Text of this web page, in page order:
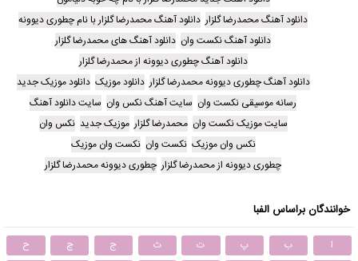
دانلود آهنگ محمدرضا گلزار دانلود آهنگ محمدرضا گلزار با نام چطوری دیوونه
دانلود آهنگ نکست وان دانلود آهنگ های محمدرضا گلزار
دانلود آهنگ چطوری دیوونه از محمدرضا گلزار
دانلود آهنگ چطوری دیوونه محمدرضا گلزار دانلود موزیک دانلود موزیک جدید
رسانه موسیقی نکست وان سایت آهنگ نکس وان سایت دانلود آهنگ
سایت موزیک نکست وان محمدرضا گلزار موزیک جدید نکس وان
نکس وان موزیک نکست وان نکست وان موزیک
چطوری دیوونه از محمدرضا گلزار چطوری دیوونه محمدرضا گلزار
خوانندگان براساس الفبا
ا ب پ ت ث ج چ
ح